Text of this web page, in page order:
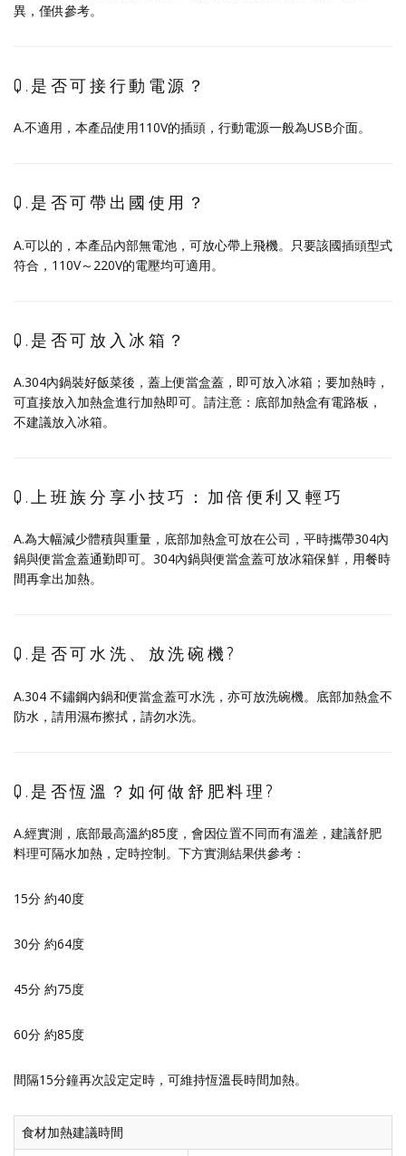
異，僅供參考。
Q.是否可接行動電源？
A.不適用，本產品使用110V的插頭，行動電源一般為USB介面。
Q.是否可帶出國使用？
A.可以的，本產品內部無電池，可放心帶上飛機。只要該國插頭型式
符合，110V～220V的電壓均可適用。
Q.是否可放入冰箱？
A.304內鍋裝好飯菜後，蓋上便當盒蓋，即可放入冰箱；要加熱時，
可直接放入加熱盒進行加熱即可。請注意：底部加熱盒有電路板，
不建議放入冰箱。
Q.上班族分享小技巧：加倍便利又輕巧
A.為大幅減少體積與重量，底部加熱盒可放在公司，平時攜帶304內
鍋與便當盒蓋通勤即可。304內鍋與便當盒蓋可放冰箱保鮮，用餐時
間再拿出加熱。
Q.是否可水洗、放洗碗機?
A.304 不鏽鋼內鍋和便當盒蓋可水洗，亦可放洗碗機。底部加熱盒不
防水，請用濕布擦拭，請勿水洗。
Q.是否恆溫？如何做舒肥料理?
A.經實測，底部最高溫約85度，會因位置不同而有溫差，建議舒肥
料理可隔水加熱，定時控制。下方實測結果供參考：
15分 約40度
30分 約64度
45分 約75度
60分 約85度
間隔15分鐘再次設定定時，可維持恆溫長時間加熱。
食材加熱建議時間